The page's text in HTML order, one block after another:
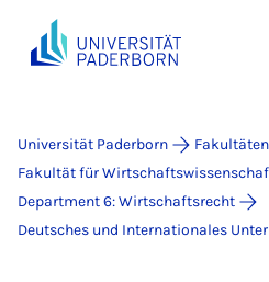
Universität Paderborn
Fakultäten
Fakultät für
Department 6: Wirtschaftsrecht
Deutsches und Internationales